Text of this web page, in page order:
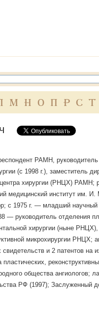
М Н О П Р С Т
РАМН, руководитель
(с 1998 г.), заместитель
центра хирургии (РНЦХ) РАМН;
медицинский институт им.
с 1975 г. — младший научный
— руководитель отделения
хирургии (ныне
микрохирургии РНЦХ;
свидетельств и 2 патентов на
общества ангиологов;
РФ (1997); Заслуженный